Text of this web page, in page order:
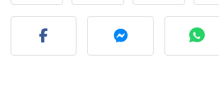
Publicar la foto